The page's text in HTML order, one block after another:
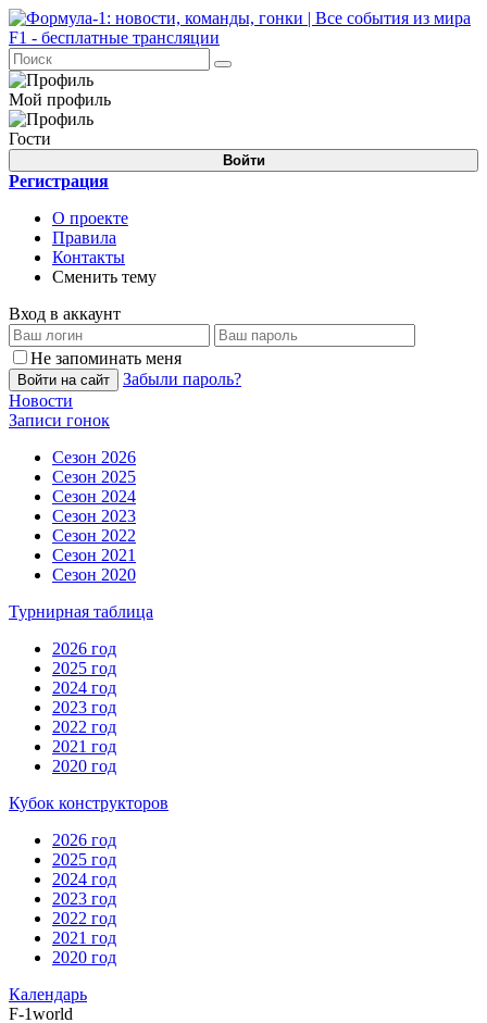
Мой профиль
Гости
Войти
Регистрация
О проекте
Правила
Контакты
Сменить тему
Вход в аккаунт
Не запоминать меня
Войти на сайт
Забыли пароль?
Новости
Записи гонок
Сезон 2026
Сезон 2025
Сезон 2024
Сезон 2023
Сезон 2022
Сезон 2021
Сезон 2020
Турнирная таблица
2026 год
2025 год
2024 год
2023 год
2022 год
2021 год
2020 год
Кубок конструкторов
2026 год
2025 год
2024 год
2023 год
2022 год
2021 год
2020 год
Календарь
F-1world